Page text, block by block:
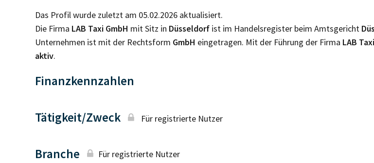
Das Profil wurde zuletzt am 05.02.2026 aktualisiert.
Die Firma LAB Taxi GmbH mit Sitz in Düsseldorf ist im Handelsregister beim Amtsgericht
Unternehmen ist mit der Rechtsform GmbH eingetragen. Mit der Führung der Firma LAB
aktiv.
Finanzkennzahlen
Tätigkeit/Zweck Für registrierte Nutzer
Branche Für registrierte Nutzer